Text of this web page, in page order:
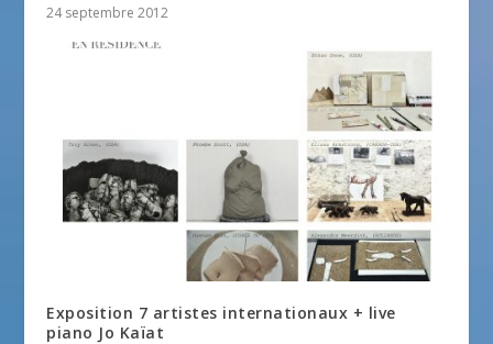
24 septembre 2012
Exposition 7 artistes internationaux + live
piano Jo Kaïat